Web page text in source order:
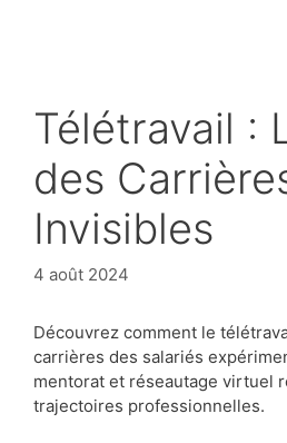
Télétravail : L’Essor
des
Invisibles
4 août 2024
Découvrez comment le
carrières des salariés
mentorat et réseautage virtuel
trajectoires professionnelles.